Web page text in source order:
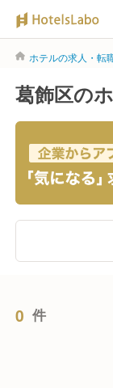
ホテルの求人・転
葛飾区の
0 件